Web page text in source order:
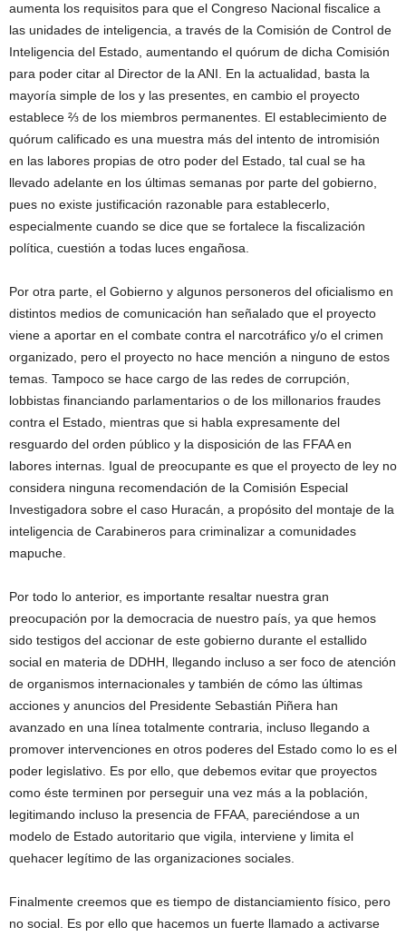
aumenta los requisitos para que el Congreso Nacional fiscalice a
las unidades de inteligencia, a través de la Comisión de Control de
Inteligencia del Estado, aumentando el quórum de dicha Comisión
para poder citar al Director de la ANI. En la actualidad, basta la
mayoría simple de los y las presentes, en cambio el proyecto
establece ⅔ de los miembros permanentes. El establecimiento de
quórum calificado es una muestra más del intento de intromisión
en las labores propias de otro poder del Estado, tal cual se ha
llevado adelante en los últimas semanas por parte del gobierno,
pues no existe justificación razonable para establecerlo,
especialmente cuando se dice que se fortalece la fiscalización
política, cuestión a todas luces engañosa.
Por otra parte, el Gobierno y algunos personeros del oficialismo en
distintos medios de comunicación han señalado que el proyecto
viene a aportar en el combate contra el narcotráfico y/o el crimen
organizado, pero el proyecto no hace mención a ninguno de estos
temas. Tampoco se hace cargo de las redes de corrupción,
lobbistas financiando parlamentarios o de los millonarios fraudes
contra el Estado, mientras que si habla expresamente del
resguardo del orden público y la disposición de las FFAA en
labores internas. Igual de preocupante es que el proyecto de ley no
considera ninguna recomendación de la Comisión Especial
Investigadora sobre el caso Huracán, a propósito del montaje de la
inteligencia de Carabineros para criminalizar a comunidades
mapuche.
Por todo lo anterior, es importante resaltar nuestra gran
preocupación por la democracia de nuestro país, ya que hemos
sido testigos del accionar de este gobierno durante el estallido
social en materia de DDHH, llegando incluso a ser foco de atención
de organismos internacionales y también de cómo las últimas
acciones y anuncios del Presidente Sebastián Piñera han
avanzado en una línea totalmente contraria, incluso llegando a
promover intervenciones en otros poderes del Estado como lo es el
poder legislativo. Es por ello, que debemos evitar que proyectos
como éste terminen por perseguir una vez más a la población,
legitimando incluso la presencia de FFAA, pareciéndose a un
modelo de Estado autoritario que vigila, interviene y limita el
quehacer legítimo de las organizaciones sociales.
Finalmente creemos que es tiempo de distanciamiento físico, pero
no social. Es por ello que hacemos un fuerte llamado a activarse